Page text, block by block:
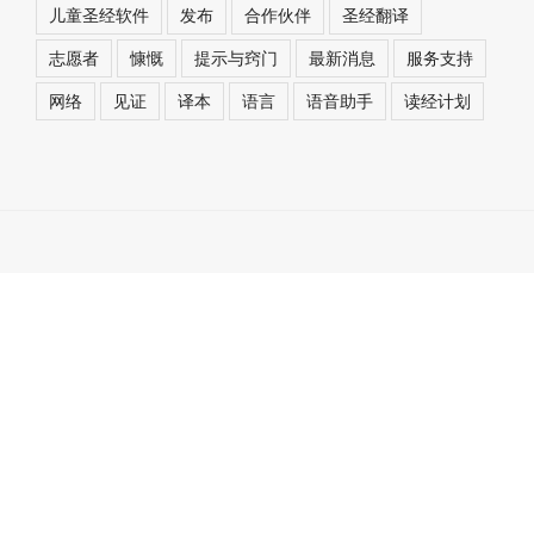
儿童圣经软件
发布 合作伙伴
圣经翻译
志愿者
慷慨 提示与窍门 最新消息
服务支持
网络
见证 译本 语言 语音助手 读经计划